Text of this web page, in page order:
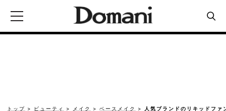
トップ ビューティ メイク ベースメイク 人気ブランドのリキッドフ